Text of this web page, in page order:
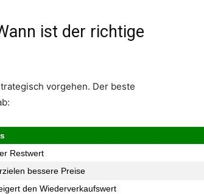
ist der richtige
vorgehen. Der beste
Restwert
bessere Preise
den Wiederverkaufswert